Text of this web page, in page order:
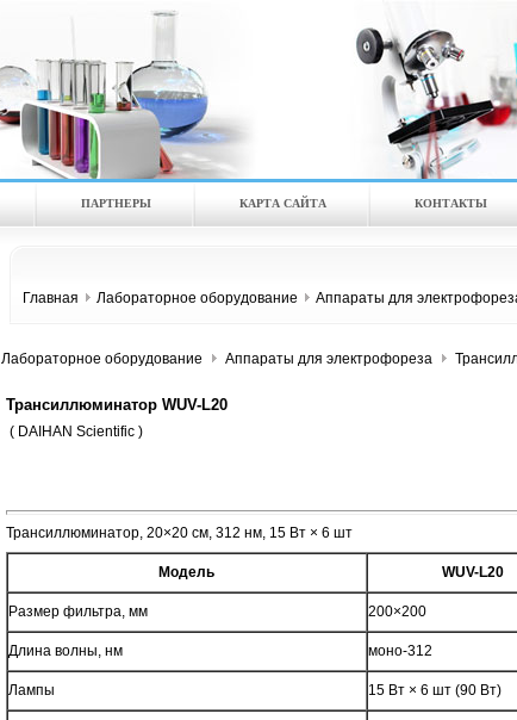
ПАРТНЕРЫ КАРТА САЙТА КОНТАКТЫ
Главная Лабораторное оборудование Аппараты для
Лабораторное оборудование Аппараты для электрофореза
Трансиллюминатор WUV-L20
( DAIHAN Scientific )
Трансиллюминатор, 20×20 см, 312 нм, 15 Вт × 6 шт
Модель WUV-L20
Размер фильтра, мм 200×200
Длина волны, нм моно-312
Лампы 15 Вт × 6 шт (90 Вт)